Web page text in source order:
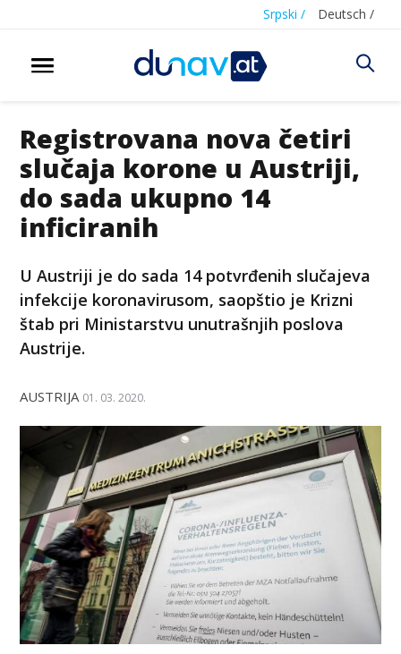
Srpski / Deutsch /
Registrovana nova četiri
slučaja korone u Austriji,
do sada ukupno 14
inficiranih
U Austriji je do sada 14 potvrđenih slučajeva
infekcije koronavirusom, saopštio je Krizni
štab pri Ministarstvu unutrašnjih poslova
Austrije.
AUSTRIJA 01. 03. 2020.